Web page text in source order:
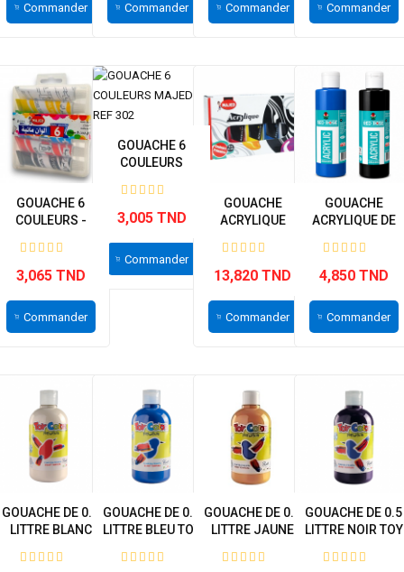
Commander Commander Commander Commander
GOUACHE 6
COULEURS -
-...
3,065 TND
Commander
GOUACHE 6
COULEURS
302
3,005 TND
Commander
GOUACHE
ACRYLIQUE
5...
13,820 TND
Commander
GOUACHE
ACRYLIQUE DE
ROSE
4,850 TND
Commander
GOUACHE DE 0.5
LITTRE BLANC
GOUACHE DE 0.5
LITTRE BLEU TOY
GOUACHE DE 0.5
LITTRE JAUNE
GOUACHE DE 0.5
LITTRE NOIR TOY